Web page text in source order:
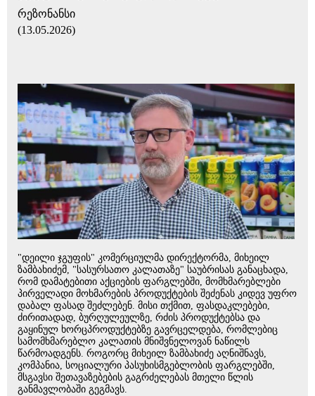
რეზონანსი
(13.05.2026)
"დეილი ჯგუფის" კომერციულმა დირექტორმა, მიხეილ
ზამბახიძემ, "სასურსათო კალათაზე" საუბრისას განაცხადა,
რომ დამატებითი აქციების ფარგლებში, მომხმარებლები
პირველადი მოხმარების პროდუქტების შეძენას კიდევ უფრო
დაბალ ფასად შეძლებენ. მისი თქმით, ფასდაკლებები,
ძირითადად, ბურღულეულზე, რძის პროდუქტებსა და
გაყინულ ხორცპროდუქტებზე გავრცელდება, რომლებიც
სამომხმარებლო კალათის მნიშვნელოვან ნაწილს
წარმოადგენს. როგორც მიხეილ ზამბახიძე აღნიშნავს,
კომპანია, სოციალური პასუხისმგებლობის ფარგლებში,
მსგავსი შეთავაზებების გაგრძელებას მთელი წლის
განმავლობაში გეგმავს.